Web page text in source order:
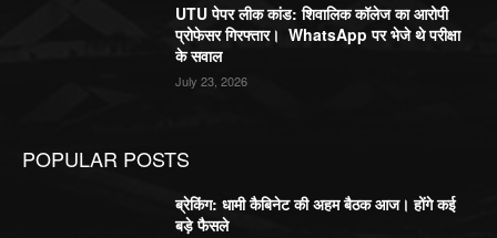
UTU पेपर लीक कांड: शिवालिक कॉलेज का आरोपी
प्रोफेसर गिरफ्तार। WhatsApp पर भेजे थे परीक्षा
के सवाल
July 23, 2026
POPULAR POSTS
ब्रेकिंग: धामी कैबिनेट की अहम बैठक आज। होंगे कई
बड़े फैसले